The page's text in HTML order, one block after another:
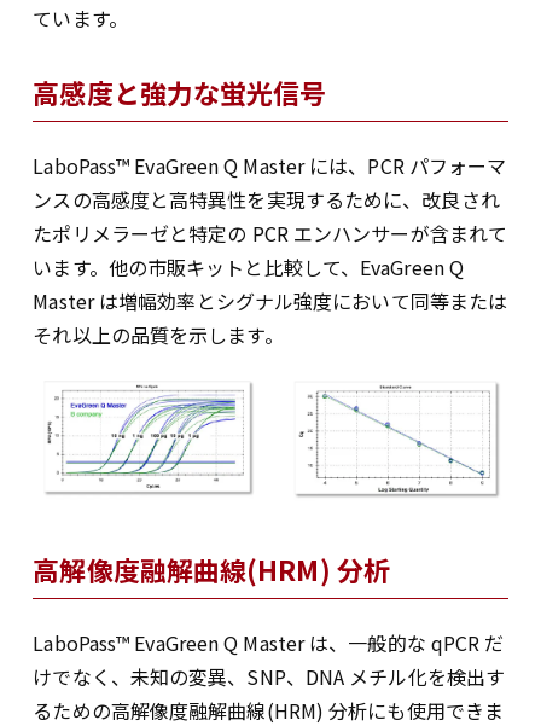
ています。
高感度と強力な蛍光信号
LaboPass™ EvaGreen Q Master には、PCR パフォーマ
ンスの高感度と高特異性を実現するために、改良され
たポリメラーゼと特定の PCR エンハンサーが含まれて
います。他の市販キットと比較して、EvaGreen Q
Master は増幅効率とシグナル強度において同等または
それ以上の品質を示します。
高解像度融解曲線(HRM) 分析
LaboPass™ EvaGreen Q Master は、一般的な qPCR だ
けでなく、未知の変異、SNP、DNA メチル化を検出す
るための高解像度融解曲線(HRM) 分析にも使用できま